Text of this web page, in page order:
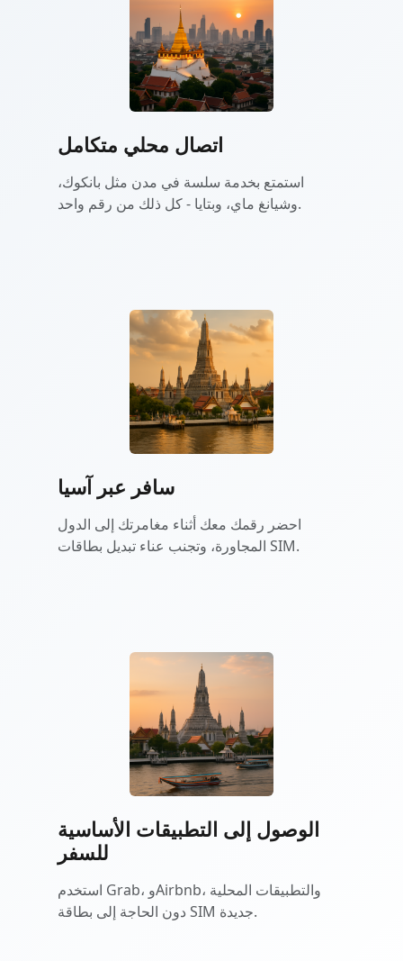
اتصال محلي متكامل
استمتع بخدمة سلسة في مدن مثل بانكوك،
وشيانغ ماي، وبتايا - كل ذلك من رقم واحد.
سافر عبر آسيا
احضر رقمك معك أثناء مغامرتك إلى الدول
المجاورة، وتجنب عناء تبديل بطاقات SIM.
الوصول إلى التطبيقات الأساسية
للسفر
استخدم Grab، وAirbnb، والتطبيقات المحلية
دون الحاجة إلى بطاقة SIM جديدة.